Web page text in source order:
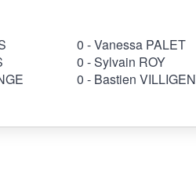
0 - Vanessa PALET
0 - Sylvain ROY
0 - Bastien